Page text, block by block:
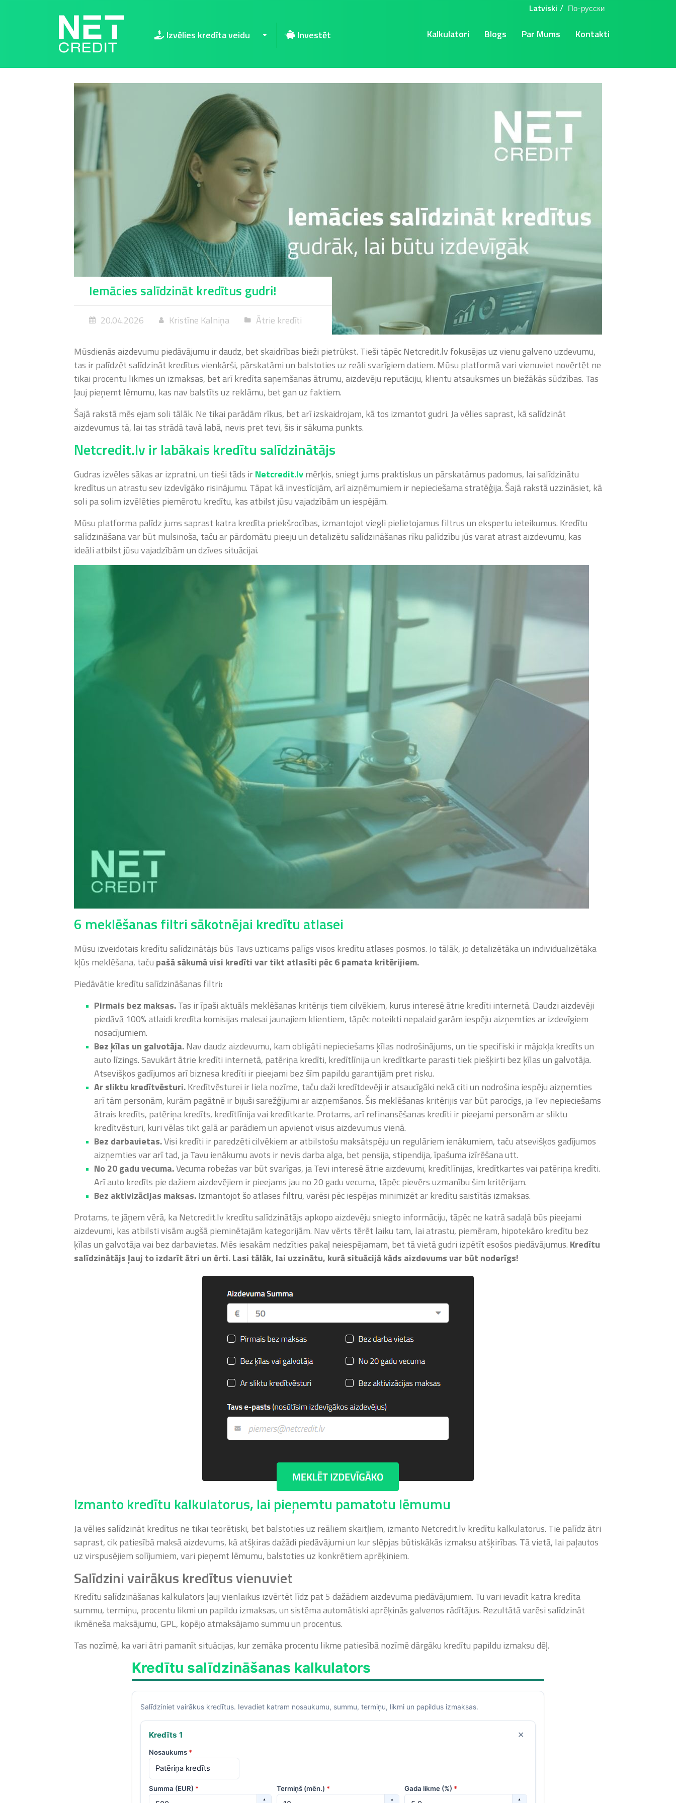
NetCredit.lv
Izvēlies kredīta veidu
Investēt
Latviski По-русски
Kalkulatori Blogs Par Mums Kontakti
Iemācies salīdzināt kredītus gudri!
20.04.2026 Kristīne Kalniņa Ātrie kredīti
Mūsdienās aizdevumu piedāvājumu ir daudz, bet skaidrības bieži pietrūkst. Tieši tāpēc Netcredit.lv fokusējas uz vienu galveno uzdevumu,
tas ir palīdzēt salīdzināt kredītus vienkārši, pārskatāmi un balstoties uz reāli svarīgiem datiem. Mūsu platformā vari vienuviet novērtēt ne
tikai procentu likmes un izmaksas, bet arī kredīta saņemšanas ātrumu, aizdevēju reputāciju, klientu atsauksmes un biežākās sūdzības. Tas
ļauj pieņemt lēmumu, kas nav balstīts uz reklāmu, bet gan uz faktiem.
Šajā rakstā mēs ejam soli tālāk. Ne tikai parādām rīkus, bet arī izskaidrojam, kā tos izmantot gudri. Ja vēlies saprast, kā salīdzināt
aizdevumus tā, lai tas strādā tavā labā, nevis pret tevi, šis ir sākuma punkts.
Netcredit.lv ir labākais kredītu salīdzinātājs
Gudras izvēles sākas ar izpratni, un tieši tāds irNetcredit.lvmērķis, sniegt jums praktiskus un pārskatāmus padomus, lai salīdzinātu
kredītus un atrastu sev izdevīgāko risinājumu. Tāpat kā investīcijām, arī aizņēmumiem ir nepieciešama stratēģija. Šajā rakstā uzzināsiet, kā
soli pa solim izvēlēties piemērotu kredītu, kas atbilst jūsu vajadzībām un iespējām.
Mūsu platforma palīdz jums saprast katra kredīta priekšrocības, izmantojot viegli pielietojamus filtrus un ekspertu ieteikumus. Kredītu
salīdzināšana var būt mulsinoša, taču ar pārdomātu pieeju un detalizētu salīdzināšanas rīku palīdzību jūs varat atrast aizdevumu, kas
ideāli atbilst jūsu vajadzībām un dzīves situācijai.
6 meklēšanas filtri sākotnējai kredītu atlasei
Mūsu izveidotais kredītu salīdzinātājs būs Tavs uzticams palīgs visos kredītu atlases posmos. Jo tālāk, jo detalizētāka un individualizētāka
kļūs meklēšana, taču pašā sākumā visi kredīti var tikt atlasīti pēc 6 pamata kritērijiem.
Piedāvātie kredītu salīdzināšanas filtri:
Pirmais bez maksas.Tas ir īpaši aktuāls meklēšanas kritērijs tiem cilvēkiem, kurus interesē ātrie kredīti internetā. Daudzi aizdevēji
piedāvā 100% atlaidi kredīta komisijas maksai jaunajiem klientiem, tāpēc noteikti nepalaid garām iespēju aizņemties ar izdevīgiem
nosacījumiem.
Bez ķīlas un galvotāja.Nav daudz aizdevumu, kam obligāti nepieciešams ķīlas nodrošinājums, un tie specifiski ir mājokļa kredīts un
auto līzings. Savukārt ātrie kredīti internetā, patēriņa kredīti, kredītlīnija un kredītkarte parasti tiek piešķirti bez ķīlas un galvotāja.
Atsevišķos gadījumos arī biznesa kredīti ir pieejami bez šīm papildu garantijām pret risku.
Ar sliktu kredītvēsturi.Kredītvēsturei ir liela nozīme, taču daži kredītdevēji ir atsaucīgāki nekā citi un nodrošina iespēju aizņemties
arī tām personām, kurām pagātnē ir bijuši sarežģījumi ar aizņemšanos. Šis meklēšanas kritērijis var būt parocīgs, ja Tev nepieciešams
ātrais kredīts, patēriņa kredīts, kredītlīnija vai kredītkarte. Protams, arī refinansēšanas kredīti ir pieejami personām ar sliktu
kredītvēsturi, kuri vēlas tikt galā ar parādiem un apvienot visus aizdevumus vienā.
Bez darbavietas.Visi kredīti ir paredzēti cilvēkiem ar atbilstošu maksātspēju un regulāriem ienākumiem, taču atsevišķos gadījumos
aizņemties var arī tad, ja Tavu ienākumu avots ir nevis darba alga, bet pensija, stipendija, īpašuma izīrēšana utt.
No 20 gadu vecuma.Vecuma robežas var būt svarīgas, ja Tevi interesē ātrie aizdevumi, kredītlīnijas, kredītkartes vai patēriņa kredīti.
Arī auto kredīts pie dažiem aizdevējiem ir pieejams jau no 20 gadu vecuma, tāpēc pievērs uzmanību šim kritērijam.
Bez aktivizācijas maksas.Izmantojot šo atlases filtru, varēsi pēc iespējas minimizēt ar kredītu saistītās izmaksas.
Protams, te jāņem vērā, ka Netcredit.lv kredītu salīdzinātājs apkopo aizdevēju sniegto informāciju, tāpēc ne katrā sadaļā būs pieejami
aizdevumi, kas atbilsti visām augšā pieminētajām kategorijām. Nav vērts tērēt laiku tam, lai atrastu, piemēram, hipotekāro kredītu bez
ķīlas un galvotāja vai bez darbavietas. Mēs iesakām nedzīties pakaļ neiespējamam, bet tā vietā gudri izpētīt esošos piedāvājumus. Kredītu
salīdzinātājs ļauj to izdarīt ātri un ērti. Lasi tālāk, lai uzzinātu, kurā situācijā kāds aizdevums var būt noderīgs!
Izmanto kredītu kalkulatorus, lai pieņemtu pamatotu lēmumu
Ja vēlies salīdzināt kredītus ne tikai teorētiski, bet balstoties uz reāliem skaitļiem, izmanto Netcredit.lv kredītu kalkulatorus. Tie palīdz ātri
saprast, cik patiesībā maksā aizdevums, kā atšķiras dažādi piedāvājumi un kur slēpjas būtiskākās izmaksu atšķirības. Tā vietā, lai paļautos
uz virspusējiem solījumiem, vari pieņemt lēmumu, balstoties uz konkrētiem aprēķiniem.
Salīdzini vairākus kredītus vienuviet
Kredītu salīdzināšanas kalkulators ļauj vienlaikus izvērtēt līdz pat 5 dažādiem aizdevuma piedāvājumiem. Tu vari ievadīt katra kredīta
summu, termiņu, procentu likmi un papildu izmaksas, un sistēma automātiski aprēķinās galvenos rādītājus. Rezultātā varēsi salīdzināt
ikmēneša maksājumu, GPL, kopējo atmaksājamo summu un procentus.
Tas nozīmē, ka vari ātri pamanīt situācijas, kur zemāka procentu likme patiesībā nozīmē dārgāku kredītu papildu izmaksu dēļ.
Kredītu salīdzināšanas kalkulators
Salīdziniet vairākus kredītus. Ievadiet katram nosaukumu, summu, termiņu, likmi un papildus izmaksas.
Kredīts 1 ✕
Nosaukums *
Summa (EUR) *
▲
Termiņš (mēn.) *
▲
Gada likme (%) *
▲